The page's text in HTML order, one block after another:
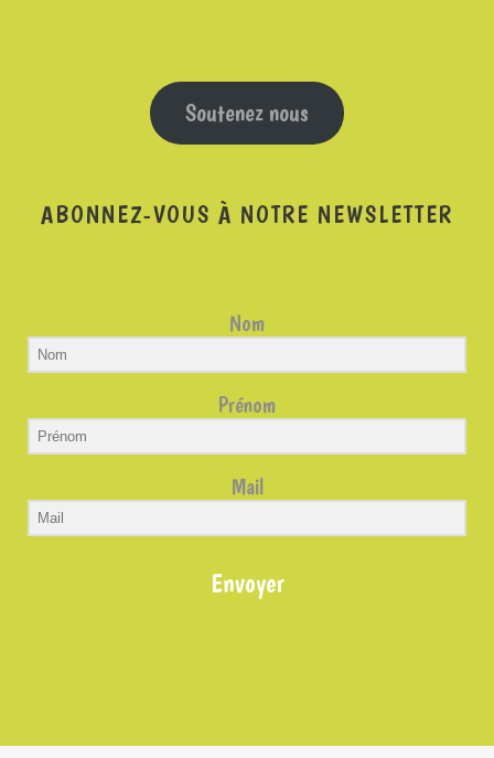
Soutenez nous
ABONNEZ-VOUS À NOTRE NEWSLETTER
Nom
Prénom
Mail
Envoyer